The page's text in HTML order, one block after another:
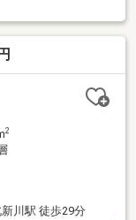
店にて建築可・
ー「バロー碧南
徒歩5分(約
分(約470m)■ ご希
・物件の詳細・
2
川駅 徒歩29分